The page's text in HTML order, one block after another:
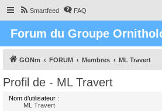
Smartfeed FAQ
Forum du Groupe
GONm FORUM Membres ML Travert
Profil de - ML Travert
Nom d’utilisateur :
ML Travert